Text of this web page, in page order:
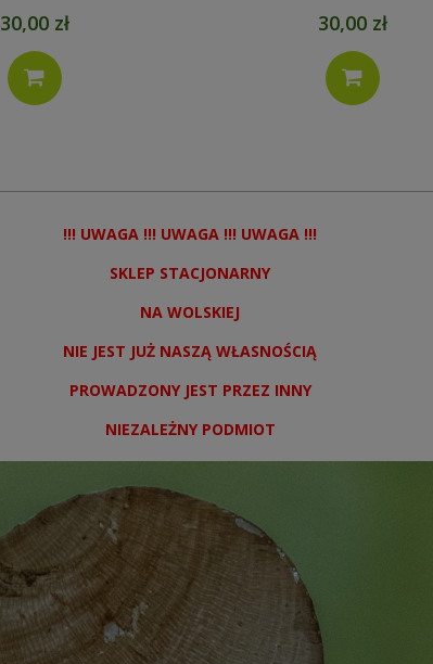
30,00 zł 18,91 zł
!!! UWAGA !!! UWAGA !!! UWAGA !!!
SKLEP STACJONARNY
NA WOLSKIEJ
NIE JEST JUŻ NASZĄ WŁASNOŚCIĄ
PROWADZONY JEST PRZEZ INNY
NIEZALEŻNY PODMIOT